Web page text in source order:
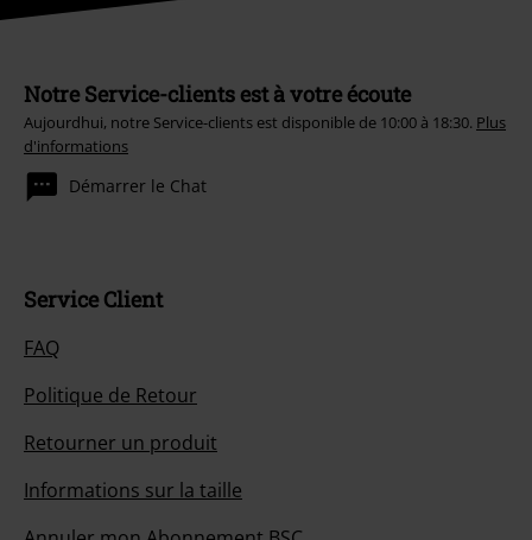
Notre Service-clients est à votre écoute
Aujourdhui, notre Service-clients est disponible de 10:00 à 18:30. Plus
d'informations
Démarrer le Chat
Service Client
FAQ
Politique de Retour
Retourner un produit
Informations sur la taille